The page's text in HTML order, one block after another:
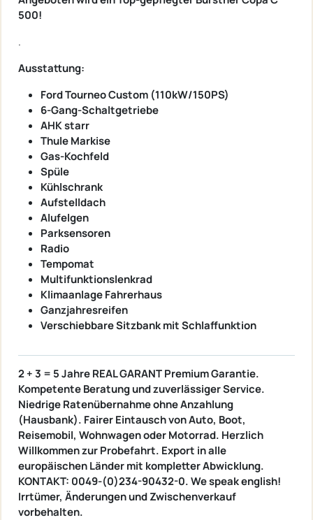
500!
.
Ausstattung:
Ford Tourneo Custom (110kW/150PS)
6-Gang-Schaltgetriebe
AHK starr
Thule Markise
Gas-Kochfeld
Spüle
Kühlschrank
Aufstelldach
Alufelgen
Parksensoren
Radio
Tempomat
Multifunktionslenkrad
Klimaanlage Fahrerhaus
Ganzjahresreifen
Verschiebbare Sitzbank mit Schlaffunktion
2 + 3 = 5 Jahre REAL GARANT Premium Garantie.
Kompetente Beratung und zuverlässiger Service.
Niedrige Ratenübernahme ohne Anzahlung
(Hausbank). Fairer Eintausch von Auto, Boot,
Reisemobil, Wohnwagen oder Motorrad. Herzlich
Willkommen zur Probefahrt. Export in alle
europäischen Länder mit kompletter Abwicklung.
KONTAKT: 0049-(0)234-90432-0. We speak english!
Irrtümer, Änderungen und Zwischenverkauf
vorbehalten.